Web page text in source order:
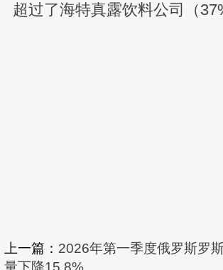
超过了海特真露饮料公司（
上一篇： 2026年第一季度俄罗斯罗
量下降15.8%